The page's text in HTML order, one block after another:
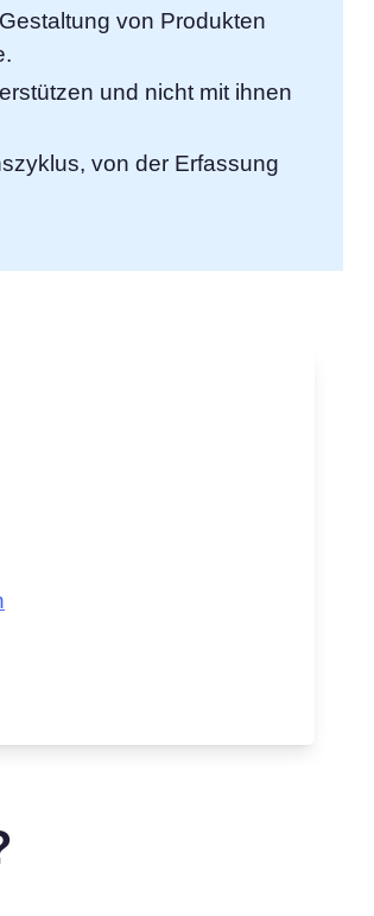
von Produkten
und nicht mit ihnen
von der Erfassung